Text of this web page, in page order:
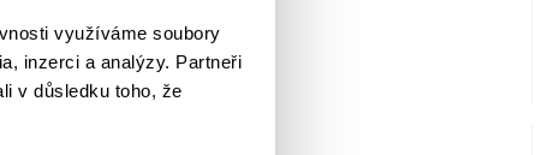
využíváme soubory
inzerci a analýzy. Partneři
v důsledku toho, že